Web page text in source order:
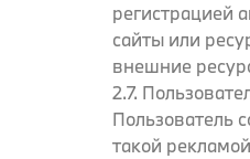
регистрацией
сайты или
внешние
2.7.
Пользователь
такой